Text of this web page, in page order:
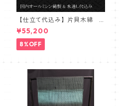
【仕立て代込み】片貝木綿
ストライプ 白青黄
¥55,200
8%OFF